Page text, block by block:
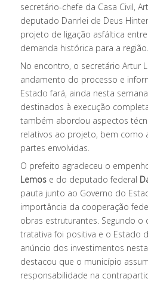
secretário-chefe da Casa Civil,
deputado Danrlei de Deus
projeto de ligação asfáltica
demanda histórica para a região.
No encontro, o secretário Artur
andamento do processo e
Estado fará, ainda nesta
destinados à execução
também abordou aspectos
relativos ao projeto, bem como
partes envolvidas.
O prefeito agradeceu o
Lemos e do deputado federal
pauta junto ao Governo do
importância da cooperação
obras estruturantes. Segundo o
tratativa foi positiva e o Estado
anúncio dos investimentos
destacou que o município
responsabilidade na